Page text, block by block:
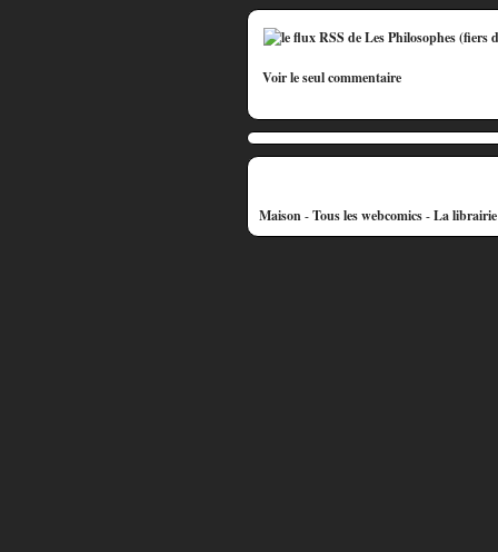
Voir le seul commentaire
Maison-Tous les webcomics-La